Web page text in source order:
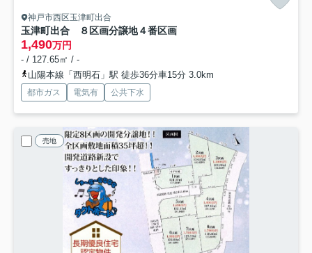
神戸市西区玉津町出合
玉津町出合 ８区画分譲地４番区画
1,490万円
- / 127.65㎡ / -
山陽本線「西明石」駅 徒歩36分車15分 3.0km
都市ガス 電気有 公共下水
売地